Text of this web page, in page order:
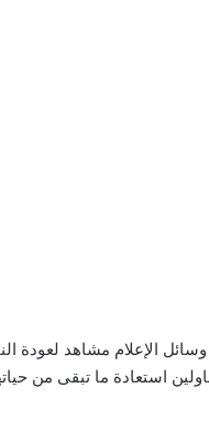
الإعلام مشاهد لعودة
استعادة ما تبقى من